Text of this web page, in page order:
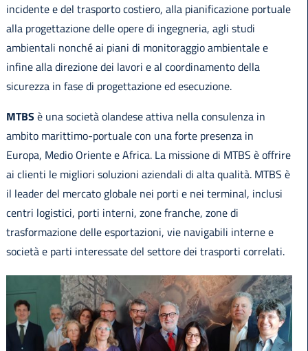
incidente e del trasporto costiero, alla pianificazione portuale
alla progettazione delle opere di ingegneria, agli studi
ambientali nonché ai piani di monitoraggio ambientale e
infine alla direzione dei lavori e al coordinamento della
sicurezza in fase di progettazione ed esecuzione.
MTBS è una società olandese attiva nella consulenza in
ambito marittimo-portuale con una forte presenza in
Europa, Medio Oriente e Africa. La missione di MTBS è offrire
ai clienti le migliori soluzioni aziendali di alta qualità. MTBS è
il leader del mercato globale nei porti e nei terminal, inclusi
centri logistici, porti interni, zone franche, zone di
trasformazione delle esportazioni, vie navigabili interne e
società e parti interessate del settore dei trasporti correlati.